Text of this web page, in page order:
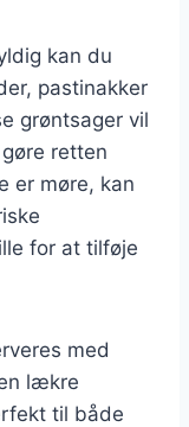
kan du
pastinakker
grøntsager vil
retten
er møre, kan
for at tilføje
med
lækre
til både